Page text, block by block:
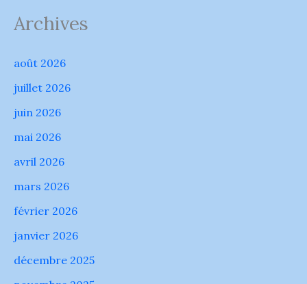
Archives
août 2026
juillet 2026
juin 2026
mai 2026
avril 2026
mars 2026
février 2026
janvier 2026
décembre 2025